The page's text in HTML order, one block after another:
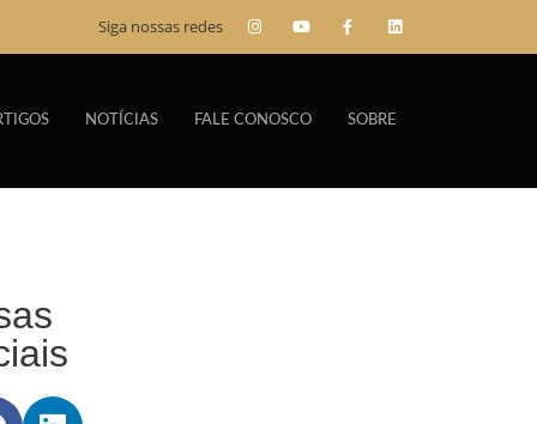
Siga nossas redes
NOTÍCIAS FALE CONOSCO SOBRE